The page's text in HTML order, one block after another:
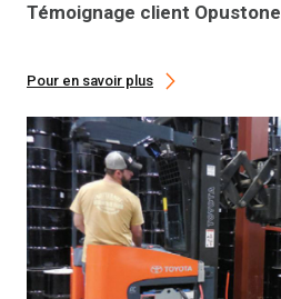
Témoignage client Opustone
Pour en savoir plus